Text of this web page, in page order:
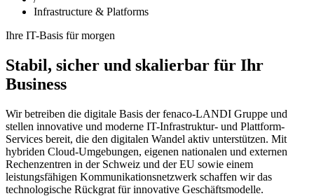
Infrastructure & Platforms
Ihre IT-Basis für morgen
Stabil, sicher und skalierbar für Ihr
Business
Wir betreiben die digitale Basis der fenaco-LANDI Gruppe und
stellen innovative und moderne IT-Infrastruktur- und Plattform-
Services bereit, die den digitalen Wandel aktiv unterstützen. Mit
hybriden Cloud-Umgebungen, eigenen nationalen und externen
Rechenzentren in der Schweiz und der EU sowie einem
leistungsfähigen Kommunikationsnetzwerk schaffen wir das
technologische Rückgrat für innovative Geschäftsmodelle.